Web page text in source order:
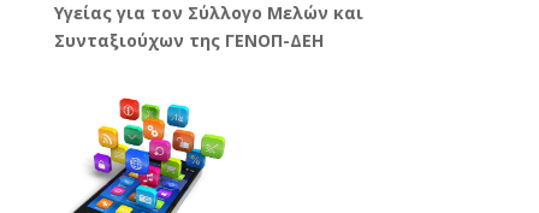
Υγείας για τον Σύλλογο Μελών και
Συνταξιούχων της ΓΕΝΟΠ-ΔΕΗ